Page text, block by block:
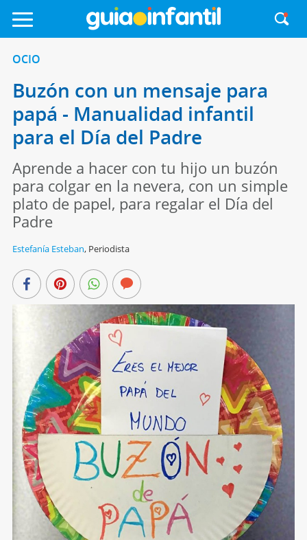
OCIO
Buzón con un mensaje para
papá - Manualidad infantil
para el Día del Padre
Aprende a hacer con tu hijo un buzón
para colgar en la nevera, con un simple
plato de papel, para regalar el Día del
Padre
Estefanía Esteban, Periodista